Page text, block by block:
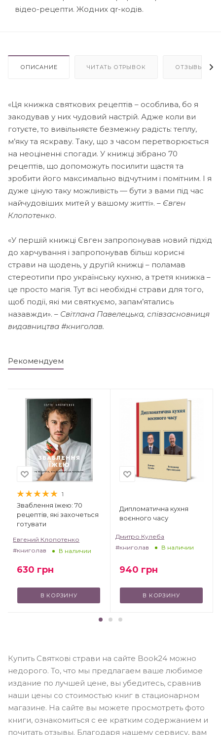
відео-рецепти. Жодних qr-кодів.
ОПИСАНИЕ ЧИТАТЬ ОТРЫВОК ОТЗЫВЫ
«Ця книжка святкових рецептів – особлива, бо я
закодував у них чудовий настрій. Адже коли ви
готуєте, то вивільняєте безмежну радість: теплу,
м’яку та яскраву. Таку, що з часом перетворюється
на неоціненні спогади. У книжці зібрано 70
рецептів, що допоможуть посилити щастя та
зробити його максимально відчутним і помітним. І я
дуже ціную таку можливість — бути з вами під час
найчудовіших митей у вашому житті». – Євген
Клопотенко.
«У першій книжці Євген запропонував новий підхід
до харчування і запропонував більш корисні
страви на щодень, у другій книжці – поламав
стереотипи про українську кухню, а третя книжка –
це просто магія. Тут всі необхідні страви для того,
щоб події, які ми святкуємо, запам’ятались
назавжди». – Світлана Павелецька, співзасновниця
видавництва #книголав.
Рекомендуем
1
Зваблення їжею: 70
рецептів, які захочеться
готувати
Евгений Клопотенко
#книголав
В наличии
630 грн
В КОРЗИНУ
Дипломатична кухня
воєнного часу
Дмитро Кулеба
#книголав
В наличии
940 грн
В КОРЗИНУ
Купить Святкові страви на сайте Book24 можно
недорого. То, что мы предлагаем ваше любимое
издание по лучшей цене, вы убедитесь, сравнив
наши цены со стоимостью книг в стационарном
магазине. На сайте вы можете просмотреть фото
книги, ознакомиться с ее кратким содержанием и
почитать отзывы. Благодаря нашему сервису, вам